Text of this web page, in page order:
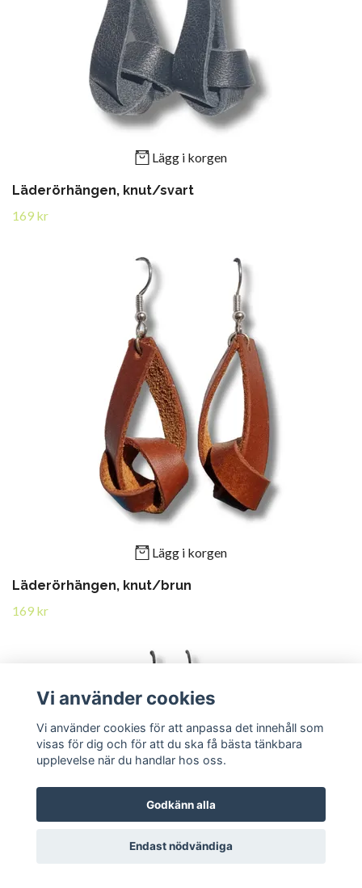
Lägg i korgen
Läderörhängen, knut/svart
169 kr
Lägg i korgen
Läderörhängen, knut/brun
169 kr
Vi använder cookies
Vi använder cookies för att anpassa det innehåll som
visas för dig och för att du ska få bästa tänkbara
upplevelse när du handlar hos oss.
Godkänn alla
Endast nödvändiga